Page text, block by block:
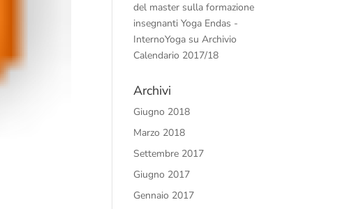
del master sulla formazione
insegnanti Yoga Endas -
InternoYoga suArchivio
Calendario 2017/18
Archivi
Giugno 2018
Marzo 2018
Settembre 2017
Giugno 2017
Gennaio 2017